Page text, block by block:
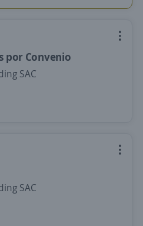
por Convenio
SAC
SAC